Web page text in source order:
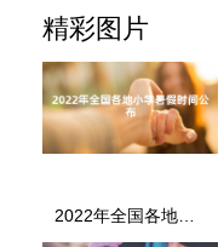
精彩图片